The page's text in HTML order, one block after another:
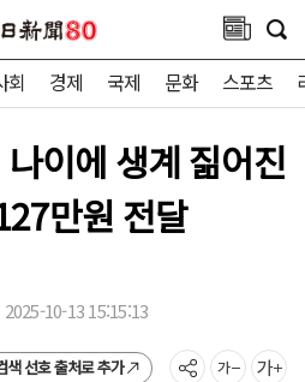
회 경제 국제 문화 스포츠
이에 생계 짊어진
만원 전달
10-13 15:15:13
색 선호 출처로 추가